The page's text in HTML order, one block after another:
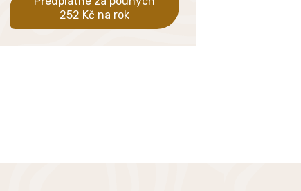
252 Kč na rok